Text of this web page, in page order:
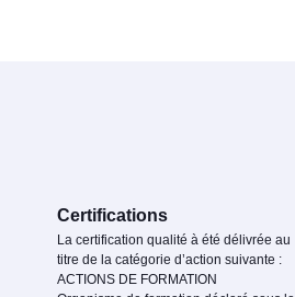
Certifications
La certification qualité à été délivrée au
titre de la catégorie d’action suivante :
ACTIONS DE FORMATION